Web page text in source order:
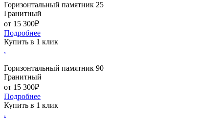
Горизонтальный памятник 25
Гранитный
от 15 300₽
Подробнее
Купить в 1 клик
.
Горизонтальный памятник 90
Гранитный
от 15 300₽
Подробнее
Купить в 1 клик
.